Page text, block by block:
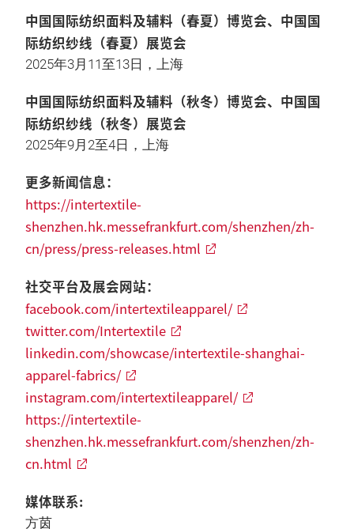
中国国际纺织面料及辅料（春夏）博览会、中国国
际纺织纱线（春夏）展览会
2025年3月11至13日，上海
中国国际纺织面料及辅料（秋冬）博览会、中国国
际纺织纱线（秋冬）展览会
2025年9月2至4日，上海
更多新闻信息：
https://intertextile-
shenzhen.hk.messefrankfurt.com/shenzhen/zh-
cn/press/press-releases.html
社交平台及展会网站：
facebook.com/intertextileapparel/
twitter.com/Intertextile
linkedin.com/showcase/intertextile-shanghai-
apparel-fabrics/
instagram.com/intertextileapparel/
https://intertextile-
shenzhen.hk.messefrankfurt.com/shenzhen/zh-
cn.html
媒体联系:
方茵